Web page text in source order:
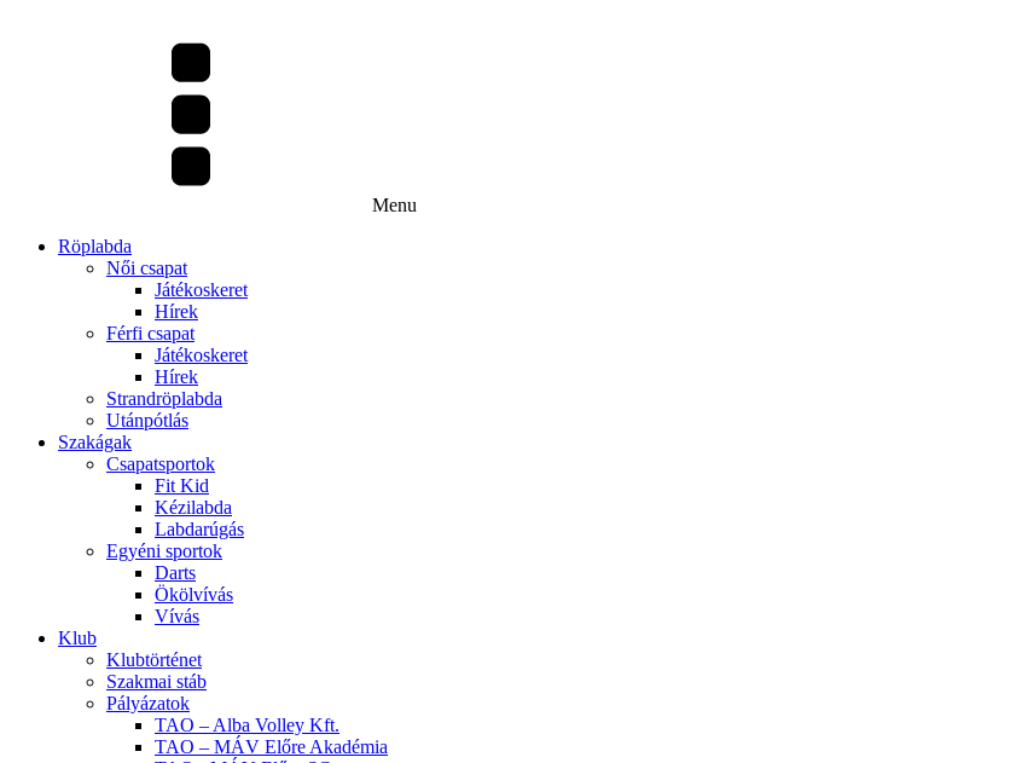
Menu
Röplabda
Női csapat
Játékoskeret
Hírek
Férfi csapat
Játékoskeret
Hírek
Strandröplabda
Utánpótlás
Szakágak
Csapatsportok
Fit Kid
Kézilabda
Labdarúgás
Egyéni sportok
Darts
Ökölvívás
Vívás
Klub
Klubtörténet
Szakmai stáb
Pályázatok
TAO – Alba Volley Kft.
TAO – MÁV Előre Akadémia